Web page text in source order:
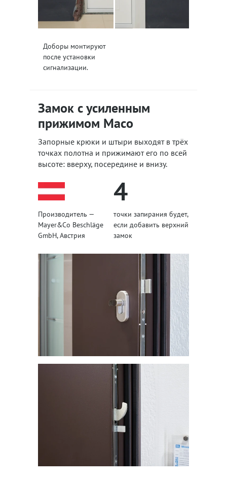
Доборы монтируют
после установки
сигнализации.
Замок с усиленным
прижимом Maco
Запорные крюки и штыри выходят в трёх
точках полотна и прижимают его по всей
высоте: вверху, посередине и внизу.
Производитель —
Mayer&Co Beschläge
GmbH, Австрия
4
точки запирания будет,
если добавить верхний
замок